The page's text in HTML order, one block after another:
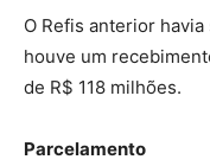
O Refis anterior
houve um
de R$ 118 milhões.
Parcelamento